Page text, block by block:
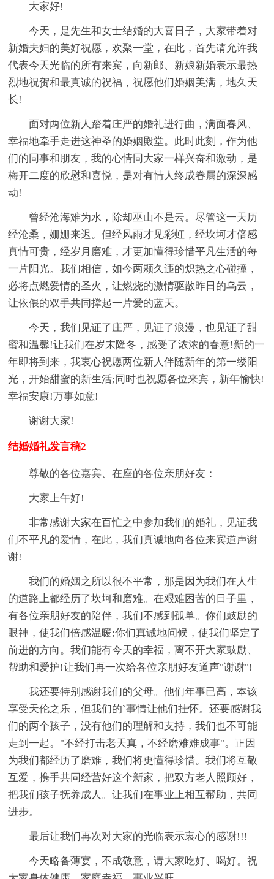
大家好!
今天，是先生和女士结婚的大喜日子，大家带着对
新婚夫妇的美好祝愿，欢聚一堂，在此，首先请允许我
代表今天光临的所有来宾，向新郎、新娘新婚表示最热
烈地祝贺和最真诚的祝福，祝愿他们婚姻美满，地久天
长!
面对两位新人踏着庄严的婚礼进行曲，满面春风、
幸福地牵手走进这神圣的婚姻殿堂。此时此刻，作为他
们的同事和朋友，我的心情同大家一样兴奋和激动，是
梅开二度的欣慰和喜悦，是对有情人终成眷属的深深感
动!
曾经沧海难为水，除却巫山不是云。尽管这一天历
经沧桑，姗姗来迟。但经风雨才见彩虹，经坎坷才倍感
真情可贵，经岁月磨难，才更加懂得珍惜平凡生活的每
一片阳光。我们相信，如今两颗久违的炽热之心碰撞，
必将点燃爱情的圣火，让燃烧的激情驱散昨日的乌云，
让依偎的双手共同撑起一片爱的蓝天。
今天，我们见证了庄严，见证了浪漫，也见证了甜
蜜和温馨!让我们在岁末隆冬，感受了浓浓的春意!新的一
年即将到来，我衷心祝愿两位新人伴随新年的第一缕阳
光，开始甜蜜的新生活;同时也祝愿各位来宾，新年愉快!
幸福安康!万事如意!
谢谢大家!
结婚婚礼发言稿2
尊敬的各位嘉宾、在座的各位亲朋好友：
大家上午好!
非常感谢大家在百忙之中参加我们的婚礼，见证我
们不平凡的爱情，在此，我们真诚地向各位来宾道声谢
谢!
我们的婚姻之所以很不平常，那是因为我们在人生
的道路上都经历了坎坷和磨难。在艰难困苦的日子里，
有各位亲朋好友的陪伴，我们不感到孤单。你们鼓励的
眼神，使我们倍感温暖;你们真诚地问候，使我们坚定了
前进的方向。我们能有今天的幸福，离不开大家鼓励、
帮助和爱护!让我们再一次给各位亲朋好友道声"谢谢"!
我还要特别感谢我们的父母。他们年事已高，本该
享受天伦之乐，但我们的`事情让他们挂怀。还要感谢我
们的两个孩子，没有他们的理解和支持，我们也不可能
走到一起。"不经打击老天真，不经磨难难成事"。正因
为我们都经历了磨难，我们将更懂得珍惜。我们将互敬
互爱，携手共同经营好这个新家，把双方老人照顾好，
把我们孩子抚养成人。让我们在事业上相互帮助，共同
进步。
最后让我们再次对大家的光临表示衷心的感谢!!!
今天略备薄宴，不成敬意，请大家吃好、喝好。祝